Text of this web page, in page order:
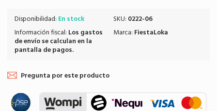
Disponibilidad: En stock
Información fiscal: Los gastos
de envíose calculan en la
pantalla de pagos.
SKU: 0222-06
Marca: FiestaLoka
Pregunta por este producto